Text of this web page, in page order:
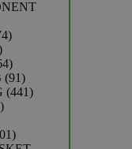
producten
374
164
producten
9191
producten
441441
204
1901